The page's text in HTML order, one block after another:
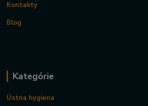
Kontakty
Blog
Kategórie
Ústna hygiena